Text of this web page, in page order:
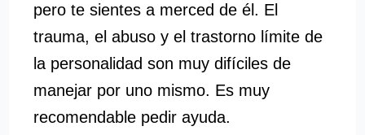
pero te sientes a merced de él. El
trauma, el abuso y el trastorno límite de
la personalidad son muy difíciles de
manejar por uno mismo. Es muy
recomendable pedir ayuda.